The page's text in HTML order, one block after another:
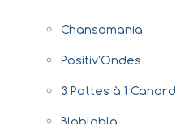
Chansomania
Positiv'Ondes
3 Pattes à 1 Canard
Blablabla